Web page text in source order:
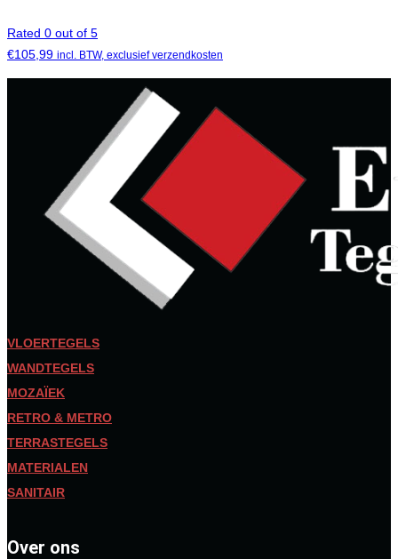
Rated 0 out of 5
€105,99 incl. BTW, exclusief verzendkosten
VLOERTEGELS
WANDTEGELS
MOZAÏEK
RETRO & METRO
TERRASTEGELS
MATERIALEN
SANITAIR
Over ons